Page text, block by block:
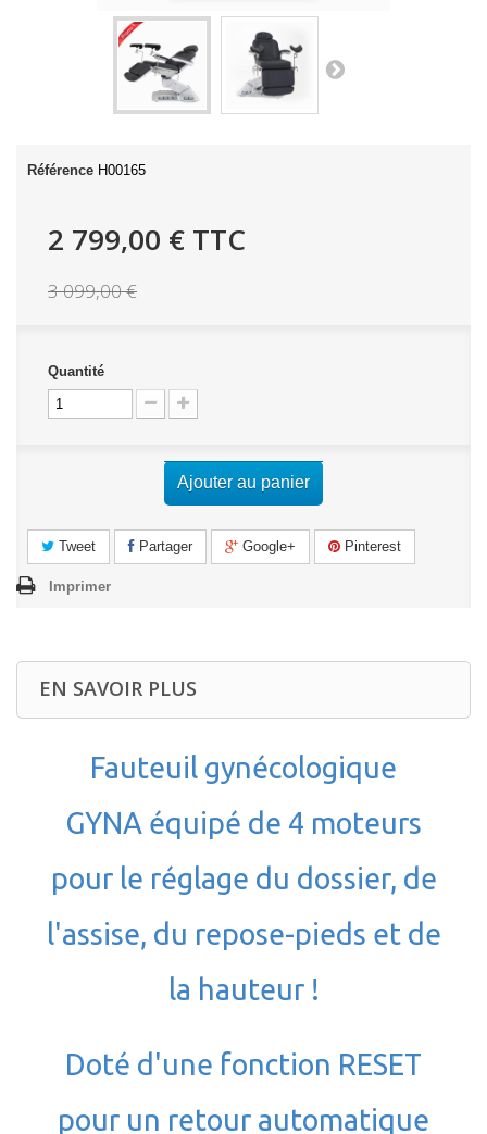
Référence H00165
2 799,00 € TTC
3 099,00 €
Quantité
Ajouter au panier
Tweet Partager Google+ Pinterest
Imprimer
EN SAVOIR PLUS
Fauteuil gynécologique
GYNA équipé de 4 moteurs
pour le réglage du dossier, de
l'assise, du repose-pieds et de
la hauteur !
Doté d'une fonction RESET
pour un retour automatique